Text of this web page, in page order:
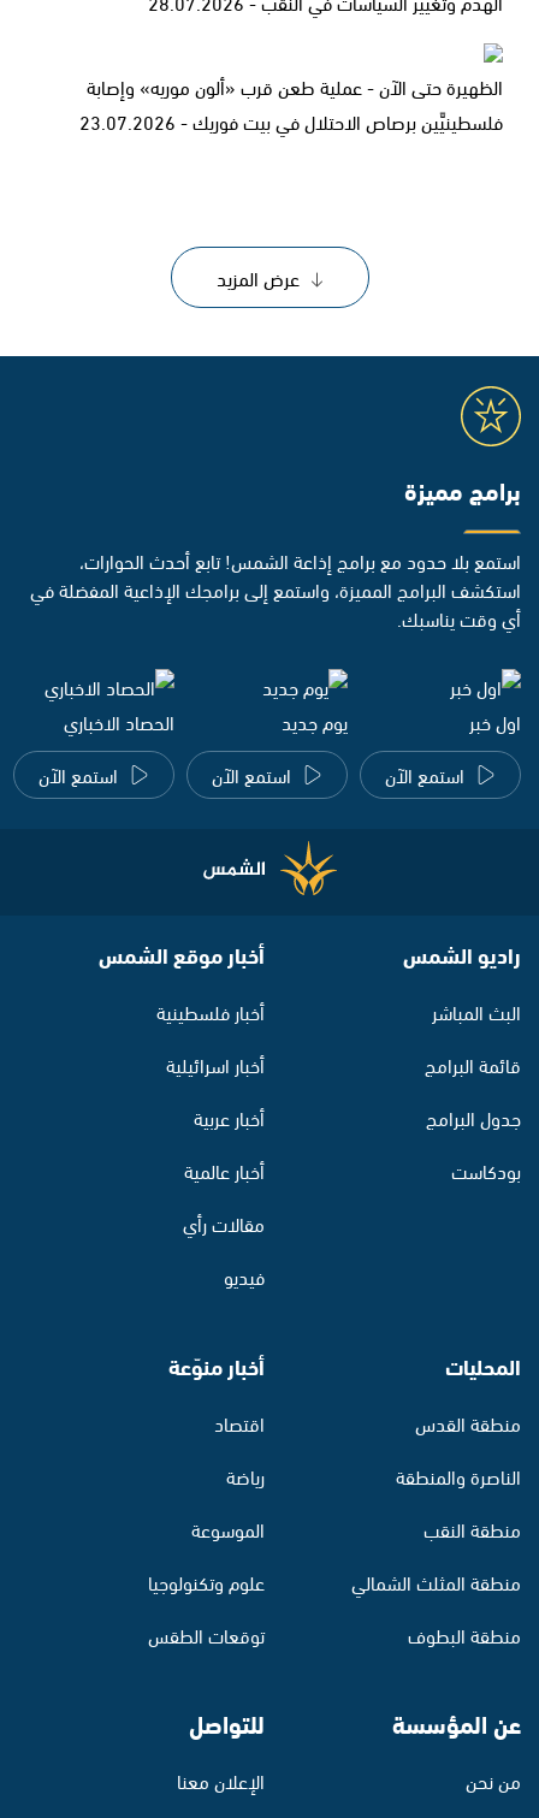
الظهيرة حتى الآن - عملية طعن قرب «ألون موريه» وإصابة
فلسطينيَّين برصاص الاحتلال في بيت فوريك - 23.07.2026
عرض المزيد
برامج مميزة
استمع بلا حدود مع برامج إذاعة الشمس! تابع أحدث الحوارات،
استكشف البرامج المميزة، واستمع إلى برامجك الإذاعية المفضلة في
أي وقت يناسبك.
اول خبر
استمع الآن
يوم جديد
استمع الآن
الحصاد الاخباري
استمع الآن
راديو الشمس
البث المباشر
قائمة البرامج
جدول البرامج
بودكاست
أخبار موقع الشمس
أخبار فلسطينية
أخبار اسرائيلية
أخبار عربية
أخبار عالمية
مقالات رأي
فيديو
المحليات
منطقة القدس
الناصرة والمنطقة
منطقة النقب
منطقة المثلث الشمالي
منطقة البطوف
أخبار منوّعة
اقتصاد
رياضة
الموسوعة
علوم وتكنولوجيا
توقعات الطقس
عن المؤسسة
من نحن
للتواصل
الإعلان معنا